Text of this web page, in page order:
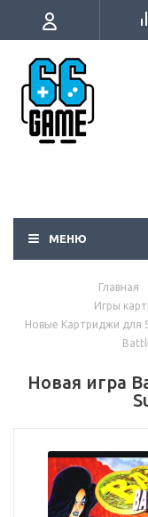
МЕНЮ
Главная
Игры
Новые Картриджи для
Новая игра